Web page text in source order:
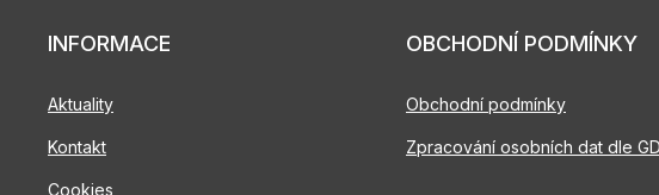
INFORMACE
Aktuality
Kontakt
Cookies
OBCHODNÍ PODMÍNKY
Obchodní podmínky
Zpracování osobních dat dle